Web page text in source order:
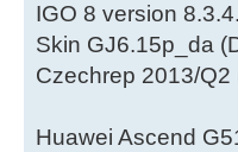
IGO 8 version
Skin GJ6.15p_da
Czechrep 2013/Q2
Huawei Ascend